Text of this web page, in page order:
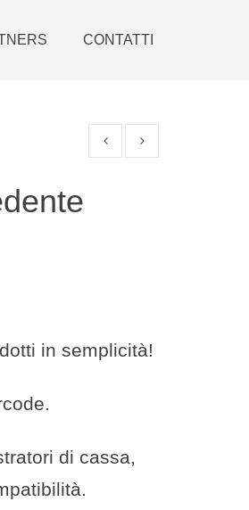
CONTATTI
in semplicità!
di cassa,